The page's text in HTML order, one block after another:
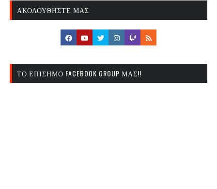
ΑΚΟΛΟΥΘΉΣΤΕ ΜΑΣ
ΤΟ ΕΠΊΣΗΜΟ FACEBOOK GROUP ΜΑΣ!!